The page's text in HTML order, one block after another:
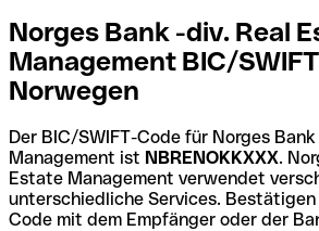
Norges Bank -div. Real
Management BIC/
Norwegen
Der BIC/SWIFT-Code für Norges
Management ist NBRENOKKXXX.
Estate Management verwendet
unterschiedliche Services.
Code mit dem Empfänger oder der